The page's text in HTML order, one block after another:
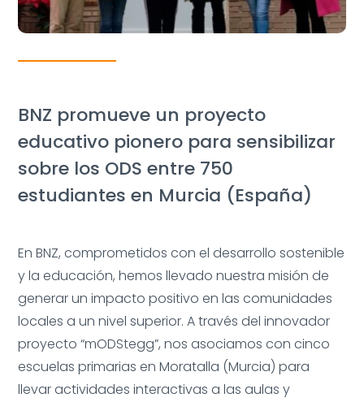
BNZ promueve un proyecto
educativo pionero para sensibilizar
sobre los ODS entre 750
estudiantes en Murcia (España)
En BNZ, comprometidos con el desarrollo sostenible
y la educación, hemos llevado nuestra misión de
generar un impacto positivo en las comunidades
locales a un nivel superior. A través del innovador
proyecto “mODStegg”, nos asociamos con cinco
escuelas primarias en Moratalla (Murcia) para
llevar actividades interactivas a las aulas y